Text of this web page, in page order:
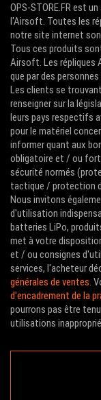
OPS-STORE.FR est
l'Airsoft. Toutes les
notre site internet
Tous ces produits
Airsoft. Les répliques
que par des
Les clients se
renseigner sur la
leurs pays respectifs
pour le matériel
informer quant aux
obligatoire et / ou
sécurité normés
tactique / protection
Nous invitons
d'utilisation
batteries LiPo,
met à votre
et / ou consignes
services, l'acheteur
générales de ventes.
d'encadrement de la
pourrons pas être
utilisations